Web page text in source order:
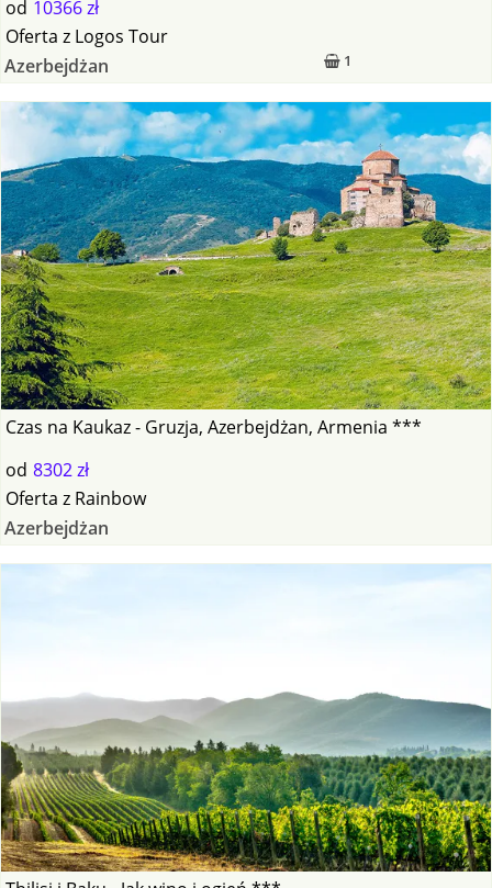
od 10366 zł
1
Oferta z Logos Tour
Azerbejdżan
Czas na Kaukaz - Gruzja, Azerbejdżan, Armenia ***
od 8302 zł
Oferta z Rainbow
Azerbejdżan